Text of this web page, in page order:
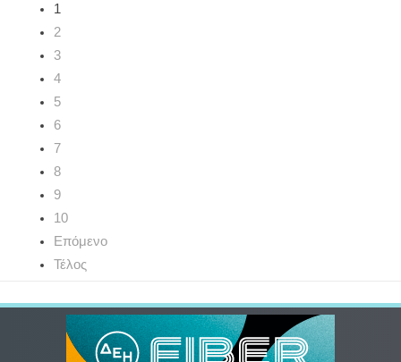
1
2
3
4
5
6
7
8
9
10
Επόμενο
Τέλος